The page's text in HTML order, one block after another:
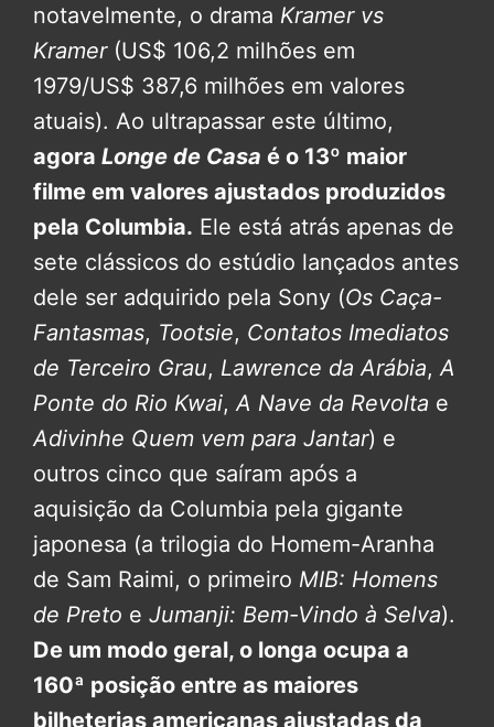
notavelmente, o drama Kramer vs
Kramer(US$ 106,2 milhões em
1979/US$ 387,6 milhões em valores
atuais). Ao ultrapassar este último,
agora Longe de Casa é o 13º maior
filme em valores ajustados produzidos
pela Columbia. Ele está atrás apenas de
sete clássicos do estúdio lançados antes
dele ser adquirido pela Sony (Os Caça-
Fantasmas, Tootsie, Contatos Imediatos
de Terceiro Grau, Lawrence da Arábia, A
Ponte do Rio Kwai, A Nave da Revolta e
Adivinhe Quem vem para Jantar) e
outros cinco que saíram após a
aquisição da Columbia pela gigante
japonesa (a trilogia do Homem-Aranha
de Sam Raimi, o primeiro MIB: Homens
de Preto e Jumanji: Bem-Vindo à Selva).
De um modo geral, o longa ocupa a
160ª posição entre as maiores
bilheterias americanas ajustadas da